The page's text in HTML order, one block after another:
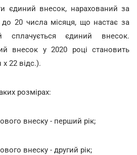
єдиний внесок, нарахований за
до 20 числа місяця, що настає за
сплачується єдиний внесок.
внесок у 2020 році становить
х 22 відс.).
розмірах:
внеску - перший рік;
внеску - другий рік;